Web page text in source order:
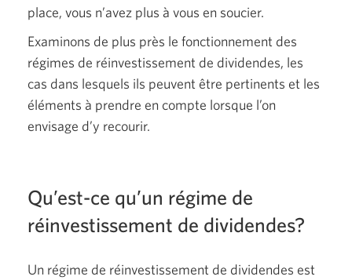
place, vous n’avez plus à vous en soucier.
Examinons de plus près le fonctionnement des
régimes de réinvestissement de dividendes, les
cas dans lesquels ils peuvent être pertinents et les
éléments à prendre en compte lorsque l’on
envisage d’y recourir.
Qu’est-ce qu’un régime de
réinvestissement de dividendes?
Un régime de réinvestissement de dividendes est